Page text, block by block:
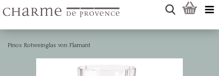
Pinos Rotweinglas von Flamant